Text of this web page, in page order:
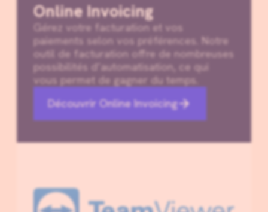
Online Invoicing
Gérez votre facturation et vos
paiements selon vos préférences. Notre
outil de facturation offre de nombreuses
possibilités d’automatisation, ce qui
vous permet de gagner du temps.
Découvrir Online Invoicing